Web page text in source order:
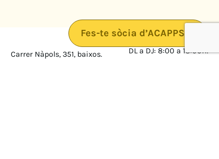
Fes-te sòcia d’ACAPPS
Carrer Nàpols, 351, baixos.
08025 · Barcelona
DL a DJ: 8:00 a 18:00h.